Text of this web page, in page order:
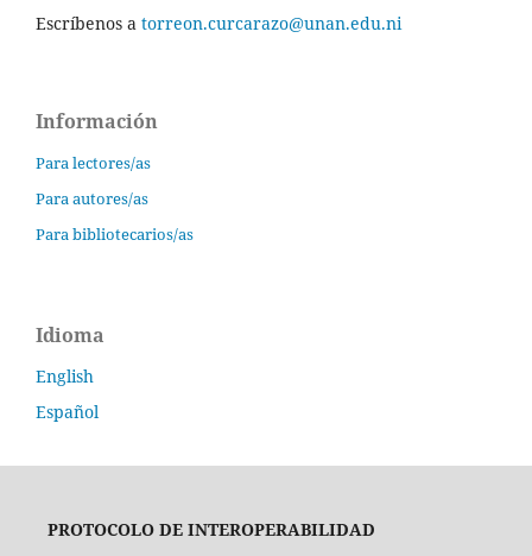
Escríbenos a torreon.curcarazo@unan.edu.ni
Información
Para lectores/as
Para autores/as
Para bibliotecarios/as
Idioma
English
Español
PROTOCOLO DE INTEROPERABILIDAD